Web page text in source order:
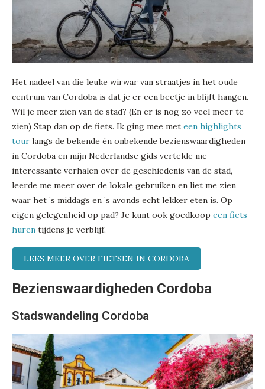
Het nadeel van die leuke wirwar van straatjes in het oude
centrum van Cordoba is dat je er een beetje in blijft hangen.
Wil je meer zien van de stad? (En er is nog zo veel meer te
zien) Stap dan op de fiets. Ik ging mee met een highlights
tour langs de bekende én onbekende bezienswaardigheden
in Cordoba en mijn Nederlandse gids vertelde me
interessante verhalen over de geschiedenis van de stad,
leerde me meer over de lokale gebruiken en liet me zien
waar het ’s middags en ’s avonds echt lekker eten is. Op
eigen gelegenheid op pad? Je kunt ook goedkoop een fiets
huren tijdens je verblijf.
LEES MEER OVER FIETSEN IN CORDOBA
Bezienswaardigheden Cordoba
Stadswandeling Cordoba